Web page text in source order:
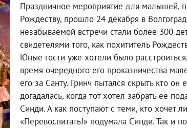
Праздничное мероприятие для малышей,
Рождеству, прошло 24 декабря в
незабываемой встречи стали более 300
свидетелями того, как похититель
Юные гости уже хотели было
время очередного его проказничества
его за Санту. Гринч пытался скрыть кто
догадалась, когда тот хотел забрать её
Синди. А как поступают с теми, кто хочет
«Перевоспитать!» подумала Синди. Так и